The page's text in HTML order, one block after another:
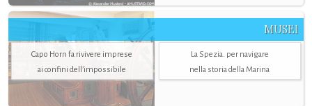
MUSEI
Capo Horn fa rivivere imprese
ai confini dell’impossibile
La Spezia. per navigare
nella storia della Marina